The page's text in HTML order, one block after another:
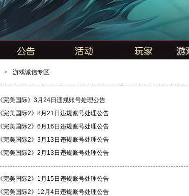
> 游戏诚信专区
《完美国际》3月24日违规账号处理公告
《完美国际2》8月21日违规账号处理公告
《完美国际2》6月16日违规账号处理公告
《完美国际2》3月13日违规账号处理公告
《完美国际2》2月13日违规账号处理公告
《完美国际2》1月15日违规账号处理公告
《完美国际2》12月4日违规账号处理公告